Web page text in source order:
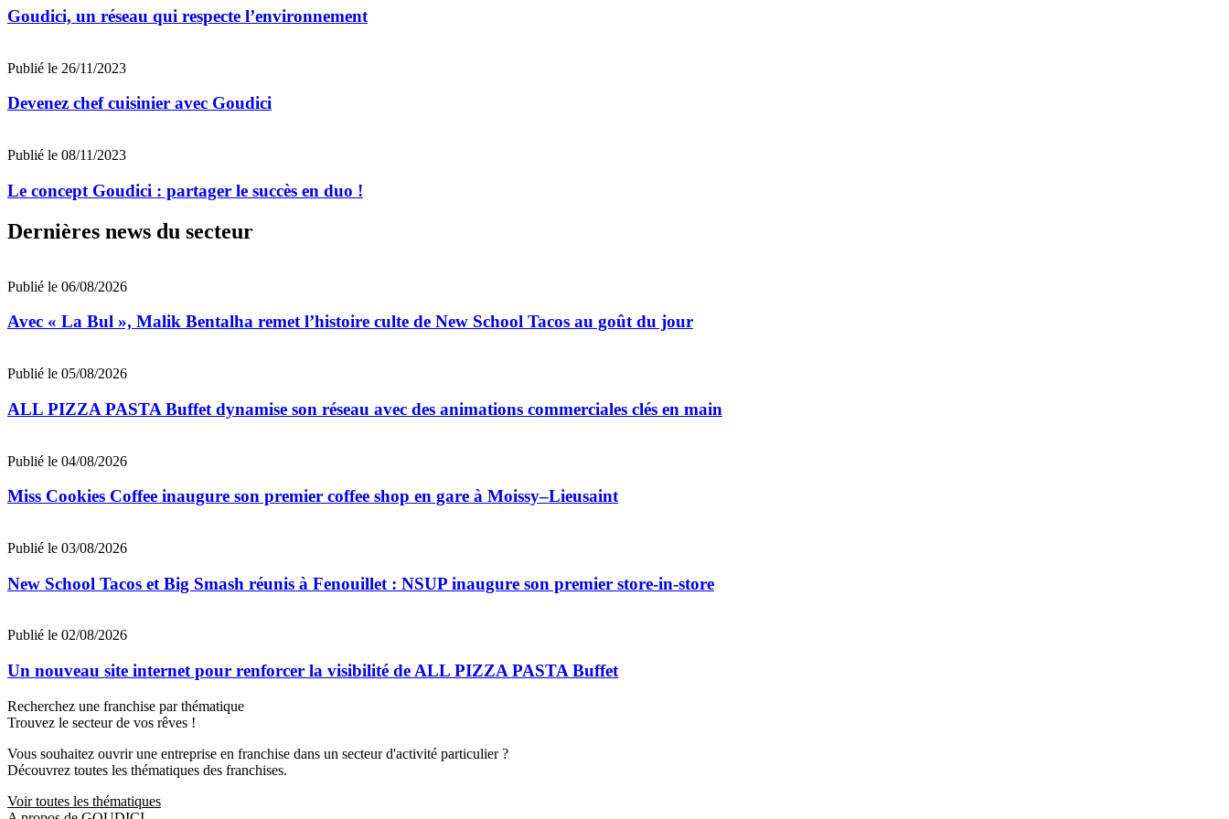
Goudici, un réseau qui respecte l’environnement
Publié le 26/11/2023
Devenez chef cuisinier avec Goudici
Publié le 08/11/2023
Le concept Goudici : partager le succès en duo !
Dernières news du secteur
Publié le 06/08/2026
Avec « La Bul », Malik Bentalha remet l’histoire culte de New School Tacos au goût du jour
Publié le 05/08/2026
ALL PIZZA PASTA Buffet dynamise son réseau avec des animations commerciales clés en main
Publié le 04/08/2026
Miss Cookies Coffee inaugure son premier coffee shop en gare à Moissy–Lieusaint
Publié le 03/08/2026
New School Tacos et Big Smash réunis à Fenouillet : NSUP inaugure son premier store-in-store
Publié le 02/08/2026
Un nouveau site internet pour renforcer la visibilité de ALL PIZZA PASTA Buffet
Recherchez une franchise par thématique
Trouvez le secteur de vos rêves !
Vous souhaitez ouvrir une entreprise en franchise dans un secteur d'activité particulier ?
Découvrez toutes les thématiques des franchises.
Voir toutes les thématiques